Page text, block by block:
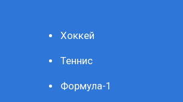
Хоккей
Теннис
Формула-1